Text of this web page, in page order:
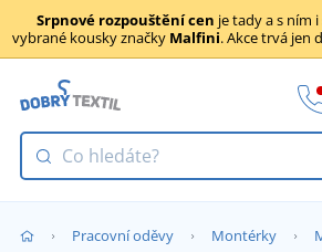
Srpnové rozpouštění cen je tady a s ním i
vybrané kousky značky Malfini. Akce trvá jen
Pracovní oděvy Montérky